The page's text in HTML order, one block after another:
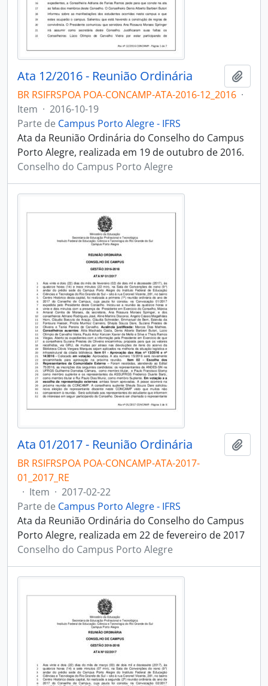
Ata 12/2016 - Reunião Ordinária
BR RSIFRSPOA POA-CONCAMP-ATA-2016-12_2016 ·
Item · 2016-10-19
Parte de Campus Porto Alegre - IFRS
Ata da Reunião Ordinária do Conselho do Campus
Porto Alegre, realizada em 19 de outubro de 2016.
Conselho do Campus Porto Alegre
Ata 01/2017 - Reunião Ordinária
BR RSIFRSPOA POA-CONCAMP-ATA-2017-
01_2017_RE
· Item · 2017-02-22
Parte de Campus Porto Alegre - IFRS
Ata da Reunião Ordinária do Conselho do Campus
Porto Alegre, realizada em 22 de fevereiro de 2017
Conselho do Campus Porto Alegre